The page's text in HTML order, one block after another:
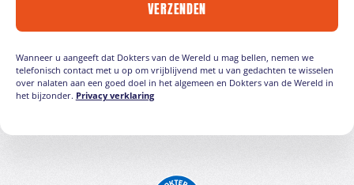
VERZENDEN
Wanneer u aangeeft dat Dokters van de Wereld u mag bellen, nemen we
telefonisch contact met u op om vrijblijvend met u van gedachten te wisselen
over nalaten aan een goed doel in het algemeen en Dokters van de Wereld in
het bijzonder. Privacy verklaring